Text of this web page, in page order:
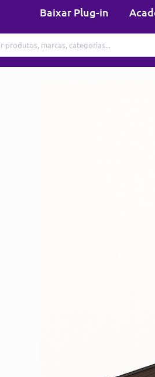
Baixar Plug-in